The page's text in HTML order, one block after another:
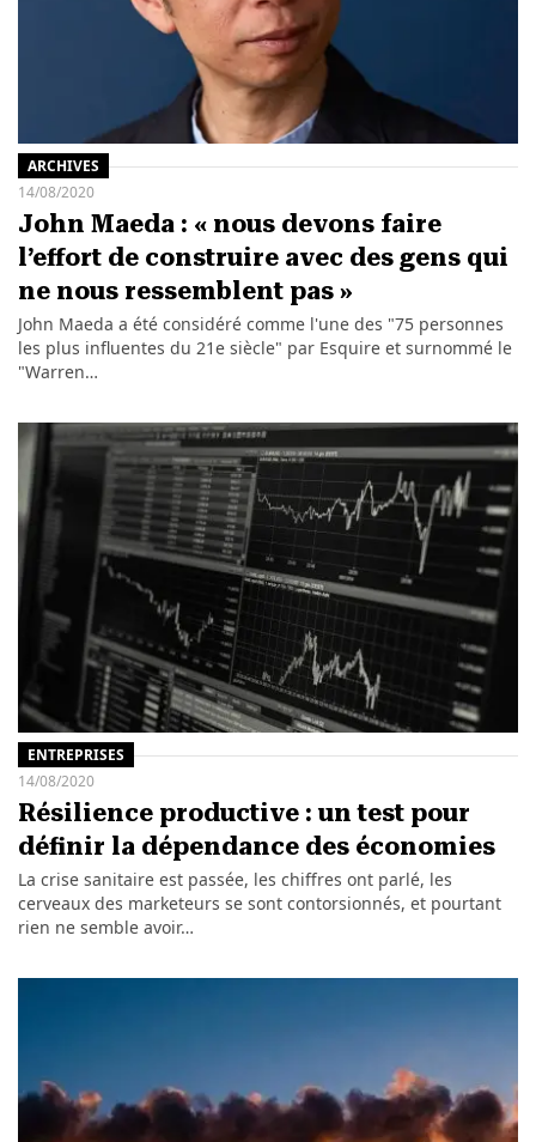
ARCHIVES
14/08/2020
John Maeda : « nous devons faire
l’effort de construire avec des gens qui
ne nous ressemblent pas »
John Maeda a été considéré comme l'une des "75 personnes
les plus influentes du 21e siècle" par Esquire et surnommé le
"Warren…
ENTREPRISES
14/08/2020
Résilience productive : un test pour
définir la dépendance des économies
La crise sanitaire est passée, les chiffres ont parlé, les
cerveaux des marketeurs se sont contorsionnés, et pourtant
rien ne semble avoir…